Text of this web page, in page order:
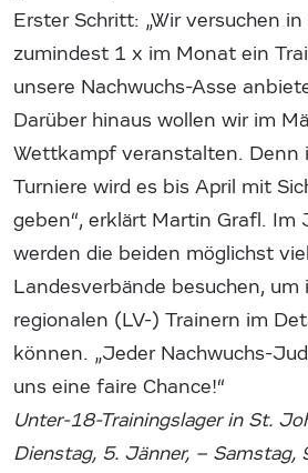
Erster Schritt: „Wir versuchen
zumindest 1 x im Monat ein
unsere Nachwuchs-Asse
Darüber hinaus wollen wir im
Wettkampf veranstalten. Denn
Turniere wird es bis April mit
geben“, erklärt Martin Grafl. Im
werden die beiden möglichst
Landesverbände besuchen, um
regionalen (LV-) Trainern im
können. „Jeder Nachwuchs-
uns eine faire Chance!“
Unter-18-Trainingslager in St.
Dienstag, 5. Jänner, – Samstag,